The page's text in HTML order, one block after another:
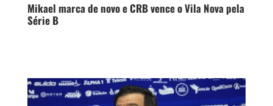
Mikael marca de novo e CRB vence o Vila Nova pela
Série B